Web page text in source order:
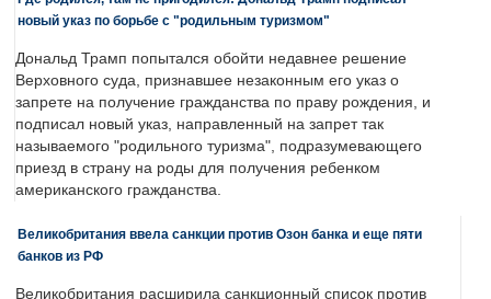
новый указ по борьбе с "родильным туризмом"
Дональд Трамп попытался обойти недавнее решение
Верховного суда, признавшее незаконным его указ о
запрете на получение гражданства по праву рождения, и
подписал новый указ, направленный на запрет так
называемого "родильного туризма", подразумевающего
приезд в страну на роды для получения ребенком
американского гражданства.
Великобритания ввела санкции против Озон банка и еще пяти
банков из РФ
Великобритания расширила санкционный список против